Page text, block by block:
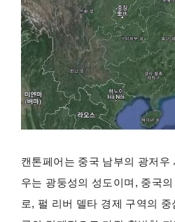
캔톤페어는 중국 남부의 광저우
우는 광둥성의 성도이며, 중국
로, 펄 리버 델타 경제 구역의